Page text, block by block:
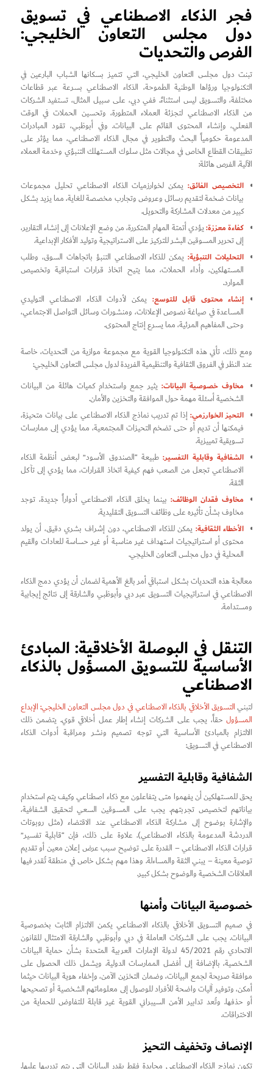
فجر الذكاء الاصطناعي في تسويق
دول مجلس التعاون الخليجي:
الفرص والتحديات
تبنت دول مجلس التعاون الخليجي، التي تتميز بسكانها الشباب البارعين في
التكنولوجيا ورؤاها الوطنية الطموحة، الذكاء الاصطناعي بسرعة عبر قطاعات
مختلفة، والتسويق ليس استثناءً. ففي دبي، على سبيل المثال، تستفيد الشركات
من الذكاء الاصطناعي لتجزئة العملاء المتطورة، وتحسين الحملات في الوقت
الفعلي، وإنشاء المحتوى القائم على البيانات. وفي أبوظبي، تقود المبادرات
المدعومة حكومياً البحث والتطوير في مجال الذكاء الاصطناعي، مما يؤثر على
تطبيقات القطاع الخاص في مجالات مثل سلوك المستهلك التنبؤي وخدمة العملاء
الآلية. الفرص هائلة:
التخصيص الفائق:يمكن لخوارزميات الذكاء الاصطناعي تحليل مجموعات
بيانات ضخمة لتقديم رسائل وعروض وتجارب مخصصة للغاية، مما يزيد بشكل
كبير من معدلات المشاركة والتحويل.
كفاءة معززة:يؤدي أتمتة المهام المتكررة، من وضع الإعلانات إلى إنشاء التقارير،
إلى تحرير المسوقين البشر للتركيز على الاستراتيجية وتوليد الأفكار الإبداعية.
التحليلات التنبؤية:يمكن للذكاء الاصطناعي التنبؤ باتجاهات السوق، وطلب
المستهلكين، وأداء الحملات، مما يتيح اتخاذ قرارات استباقية وتخصيص
الموارد.
إنشاء محتوى قابل للتوسع: يمكن لأدوات الذكاء الاصطناعي التوليدي
المساعدة في صياغة نصوص الإعلانات، ومنشورات وسائل التواصل الاجتماعي،
وحتى المفاهيم المرئية، مما يسرع إنتاج المحتوى.
ومع ذلك، تأتي هذه التكنولوجيا القوية مع مجموعة موازية من التحديات، خاصة
عند النظر في الفروق الثقافية والتنظيمية الفريدة لدول مجلس التعاون الخليجي:
مخاوف خصوصية البيانات:يثير جمع واستخدام كميات هائلة من البيانات
الشخصية أسئلة مهمة حول الموافقة والتخزين والأمان.
التحيز الخوارزمي:إذا تم تدريب نماذج الذكاء الاصطناعي على بيانات متحيزة،
فيمكنها أن تديم أو حتى تضخم التحيزات المجتمعية، مما يؤدي إلى ممارسات
تسويقية تمييزية.
الشفافية وقابلية التفسير:طبيعة “الصندوق الأسود” لبعض أنظمة الذكاء
الاصطناعي تجعل من الصعب فهم كيفية اتخاذ القرارات، مما يؤدي إلى تآكل
الثقة.
مخاوف فقدان الوظائف:بينما يخلق الذكاء الاصطناعي أدواراً جديدة، توجد
مخاوف بشأن تأثيره على وظائف التسويق التقليدية.
الأخطاء الثقافية: يمكن للذكاء الاصطناعي، دون إشراف بشري دقيق، أن يولد
محتوى أو استراتيجيات استهداف غير مناسبة أو غير حساسة للعادات والقيم
المحلية في دول مجلس التعاون الخليجي.
معالجة هذه التحديات بشكل استباقي أمر بالغ الأهمية لضمان أن يؤدي دمج الذكاء
الاصطناعي في استراتيجيات التسويق عبر دبي وأبوظبي والشارقة إلى نتائج إيجابية
ومستدامة.
التنقل في البوصلة الأخلاقية: المبادئ
الأساسية للتسويق المسؤول بالذكاء
الاصطناعي
لتبنيالتسويق الأخلاقي بالذكاء الاصطناعي في دول مجلس التعاون الخليجي: الإبداع
المسؤولحقاً، يجب على الشركات إنشاء إطار عمل أخلاقي قوي. يتضمن ذلك
الالتزام بالمبادئ الأساسية التي توجه تصميم ونشر ومراقبة أدوات الذكاء
الاصطناعي في التسويق:
الشفافية وقابلية التفسير
يحق للمستهلكين أن يفهموا متى يتفاعلون مع ذكاء اصطناعي وكيف يتم استخدام
بياناتهم لتخصيص تجربتهم. يجب على المسوقين السعي لتحقيق الشفافية،
والإشارة بوضوح إلى مشاركة الذكاء الاصطناعي عند الاقتضاء (مثل روبوتات
الدردشة المدعومة بالذكاء الاصطناعي). علاوة على ذلك، فإن “قابلية تفسير”
قرارات الذكاء الاصطناعي – القدرة على توضيح سبب عرض إعلان معين أو تقديم
توصية معينة – يبني الثقة والمساءلة. وهذا مهم بشكل خاص في منطقة تُقدر فيها
العلاقات الشخصية والوضوح بشكل كبير.
خصوصية البيانات وأمنها
في صميم التسويق الأخلاقي بالذكاء الاصطناعي يكمن الالتزام الثابت بخصوصية
البيانات. يجب على الشركات العاملة في دبي وأبوظبي والشارقة الامتثال للقانون
الاتحادي رقم 45/2021 لدولة الإمارات العربية المتحدة بشأن حماية البيانات
الشخصية، بالإضافة إلى أفضل الممارسات الدولية. ويشمل ذلك الحصول على
موافقة صريحة لجمع البيانات، وضمان التخزين الآمن، وإخفاء هوية البيانات حيثما
أمكن، وتوفير آليات واضحة للأفراد للوصول إلى معلوماتهم الشخصية أو تصحيحها
أو حذفها. وتُعد تدابير الأمن السيبراني القوية غير قابلة للتفاوض للحماية من
الاختراقات.
الإنصاف وتخفيف التحيز
تكون نماذج الذكاء الاصطناعي محايدة فقط بقدر البيانات التي يتم تدريبها عليها.